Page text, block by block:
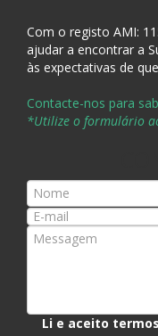
Com o registo AMI:
ajudar a encontrar a
às expectativas de
Contacte-nos para
*Utilize o formulário
Li e aceito